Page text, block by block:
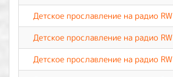
Детское прославление на радио RW
Детское прославление на радио RW
Детское прославление на радио RW